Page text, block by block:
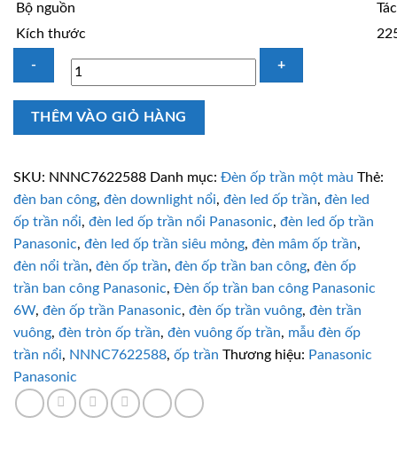
Bộ nguồn
Kích thước
Đèn
trần
NNNC7622588
vàng
số
lượng
THÊM VÀO GIỎ HÀNG
SKU: NNNC7622588 Danh mục: Đèn ốp trần một màu Thẻ:
đèn ban công, đèn downlight nổi, đèn led ốp trần, đèn led
ốp trần nổi, đèn led ốp trần nổi Panasonic, đèn led ốp trần
Panasonic, đèn led ốp trần siêu mỏng, đèn mâm ốp trần,
đèn nổi trần, đèn ốp trần, đèn ốp trần ban công, đèn ốp
trần ban công Panasonic, Đèn ốp trần ban công Panasonic
6W, đèn ốp trần Panasonic, đèn ốp trần vuông, đèn trần
vuông, đèn tròn ốp trần, đèn vuông ốp trần, mẫu đèn ốp
trần nổi, NNNC7622588, ốp trần Thương hiệu: Panasonic
Panasonic